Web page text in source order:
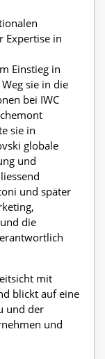
Expertise in
Einstieg in
sie in die
bei IWC
sie in
globale
und
und später
die
mit
blickt auf eine
und der
und